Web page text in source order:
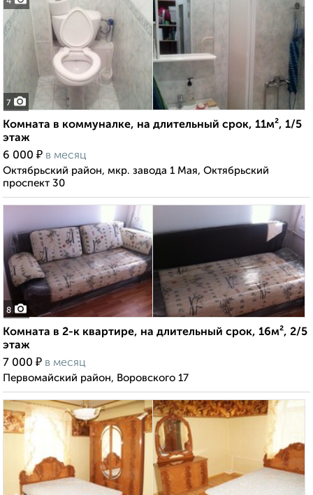
7
Комната в коммуналке, на длительный срок, 11м², 1/5
этаж
6 000 ₽ в месяц
Октябрьский район, мкр. завода 1 Мая, Октябрьский
проспект 30
8
Комната в 2-к квартире, на длительный срок, 16м², 2/5
этаж
7 000 ₽ в месяц
Первомайский район, Воровского 17